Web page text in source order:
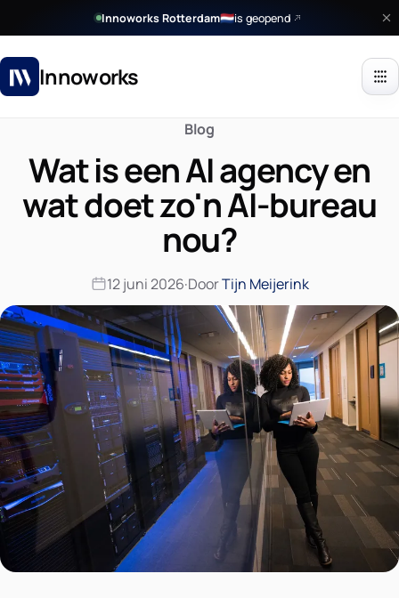
Innoworks Rotterdam🇳🇱is geopend
Innoworks
Blog
Wat is een AI agency en
wat doet zo'n AI-bureau
nou?
12 juni 2026·DoorTijn Meijerink